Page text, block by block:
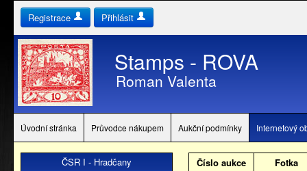
Registrace Přihlásit
Stamps - ROVA
Roman Valenta
Úvodní stránka Průvodce nákupem Aukční podmínky Internetový
ČSR I - Hradčany
Číslo aukce Fotka